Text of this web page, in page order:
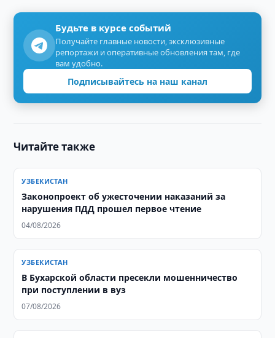
Будьте в курсе событий
Получайте главные новости, эксклюзивные
репортажи и оперативные обновления там, где
вам удобно.
Подписывайтесь на наш канал
Читайте также
УЗБЕКИСТАН
Законопроект об ужесточении наказаний за
нарушения ПДД прошел первое чтение
04/08/2026
УЗБЕКИСТАН
В Бухарской области пресекли мошенничество
при поступлении в вуз
07/08/2026